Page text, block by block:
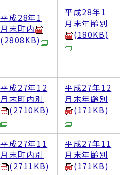
平成28年1
月末町内
(2808KB)
平成28年1
月末年齢別
(180KB)
平成27年12
月末町内別
(2710KB)
平成27年12
月末年齢別
(171KB)
平成27年11
月末町内別
(2711KB)
平成27年11
月末年齢別
(171KB)